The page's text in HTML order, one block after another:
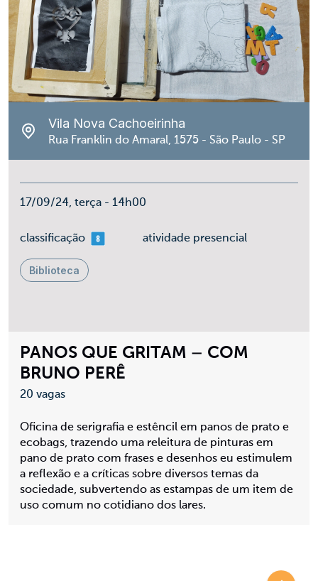
PANOS QUE GRITAM – COM
BRUNO PERÊ
20 vagas
Oficina de serigrafia e estêncil em panos de prato e
ecobags, trazendo uma releitura de pinturas em
pano de prato com frases e desenhos eu estimulem
a reflexão e a críticas sobre diversos temas da
sociedade, subvertendo as estampas de um item de
uso comum no cotidiano dos lares.
Vila Nova Cachoeirinha
Rua Franklin do Amaral, 1575 - São Paulo - SP
17/09/24, terça - 14h00
classificaçãomais 08 atividade presencial
Biblioteca